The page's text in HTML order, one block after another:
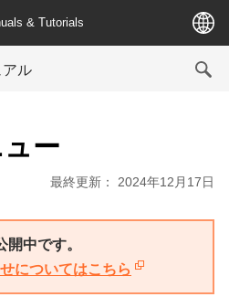
& Tutorials
アル
ー
最終更新： 2024年12月17日
中です。
についてはこちら